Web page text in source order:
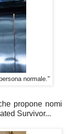
normale."
propone nomi
Survivor...